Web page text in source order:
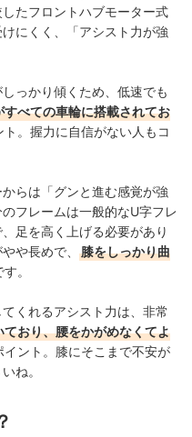
たフロントハブモーター式
にくく、「アシスト力が強
っかり傾くため、低速でも
すべての車輪に搭載されてお
ト。握力に自信がない人もコ
らは「グンと進む感覚が強
フレームは一般的なU字フレ
足を高く上げる必要があり
や長めで、
膝をしっかり曲
す。
くれるアシスト力は、非常
ており、腰をかがめなくてよ
ント。膝にそこまで不安が
ね。